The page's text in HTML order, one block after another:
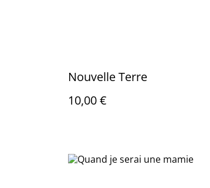
Nouvelle Terre
10,00 €